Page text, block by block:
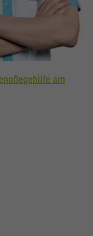
am